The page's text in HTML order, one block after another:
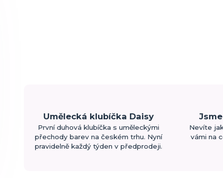
Umělecká klubíčka Daisy
První duhová klubíčka s uměleckými
přechody barev na českém trhu. Nyní
pravidelně každý týden v předprodeji.
Nevíte
vámi na